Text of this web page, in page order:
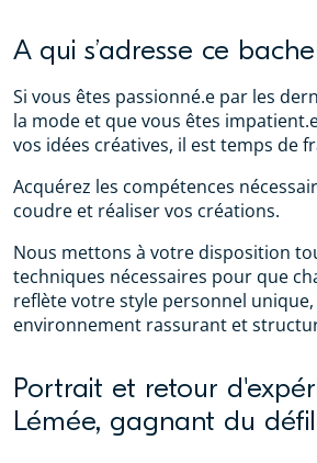
A qui s’adresse ce
Si vous êtes passionné.e par les
la mode et que vous êtes
vos idées créatives, il est temps de
Acquérez les compétences
coudre et réaliser vos créations.
Nous mettons à votre disposition
techniques nécessaires pour que
reflète votre style personnel
environnement rassurant et
Portrait et retour
Lémée, gagnant du